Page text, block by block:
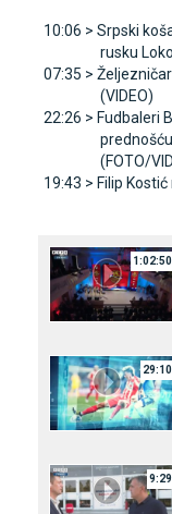
10:06 > Srpski
rusku
07:35 >
(VIDEO)
22:26 > Fudbaleri
(FOTO/
19:43 > Filip
1:02:50
29:10
9:29